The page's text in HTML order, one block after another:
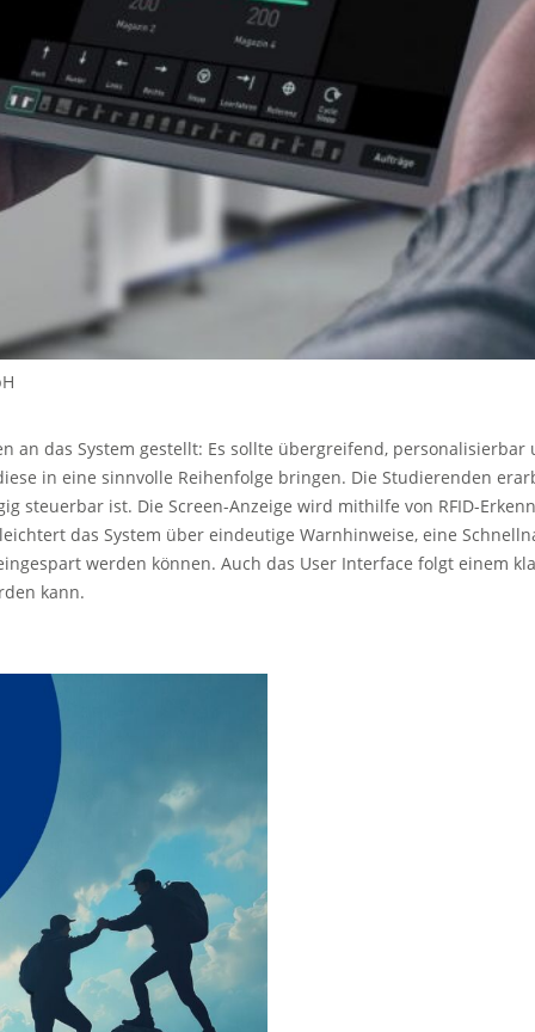
an das System gestellt: Es sollte übergreifend,
in eine sinnvolle Reihenfolge bringen. Die Studierenden
steuerbar ist. Die Screen-Anzeige wird mithilfe von RFID-
das System über eindeutige Warnhinweise, eine
werden können. Auch das User Interface folgt einem
kann.